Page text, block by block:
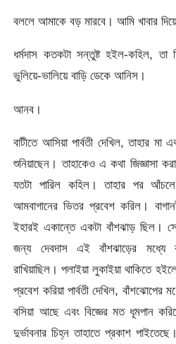
বললে আমাকে বড় মারবে। আমি খাবার
ধর্মদাস কতকটা সন্তুষ্ট হইল-কহিল,
ভুলিয়ে-ভালিয়ে বাড়ি ডেকে আনিস।
আনব।
বাটীতে আসিয়া পার্বতী দেখিল, তাহার
শুনিয়াছেন। তাহাকেও এ কথা জিজ্ঞাসা
যতটা পারিল কহিল। তাহার পর আঁচলে
আমবাগানের ভিতর প্রবেশ করিল।
ইহারই একান্তে একটা বাঁশঝাড় ছিল।
জন্য দেবদাস এই বাঁশঝাড়ের মধ্যে
রাখিয়াছিল। পলাইয়া লুকাইয়া থাকিতে
প্রবেশ করিয়া পার্বতী দেখিল, বাঁশঝোপের
বসিয়া আছে এবং বিজ্ঞের মত ধূমপান
দুর্ভাবনার চিহ্ন তাহাতে প্রকাশ